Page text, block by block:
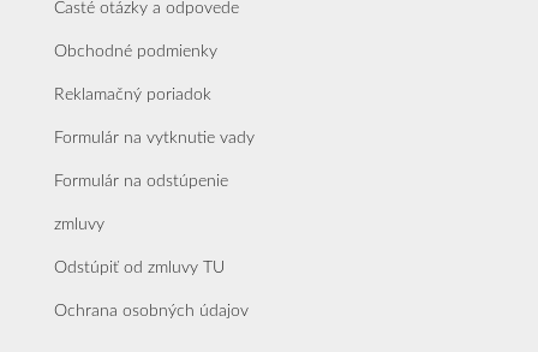
Časté otázky a odpovede
Obchodné podmienky
Reklamačný poriadok
Formulár na vytknutie vady
Formulár na odstúpenie
zmluvy
Odstúpiť od zmluvy TU
Ochrana osobných údajov